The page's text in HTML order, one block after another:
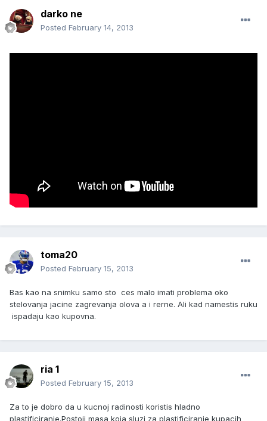
darko ne
Posted February 14, 2013
toma20
Posted February 15, 2013
Bas kao na snimku samo sto ces malo imati problema oko
stelovanja jacine zagrevanja olova a i rerne. Ali kad namestis ruku
ispadaju kao kupovna.
ria 1
Posted February 15, 2013
Za to je dobro da u kucnoj radinosti koristis hladno
plastificiranje.Postoji masa koja sluzi za plastificiranje kupacih